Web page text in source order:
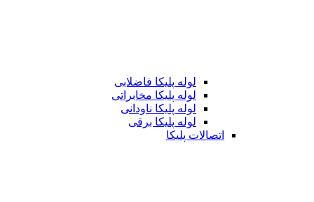
لوله پلیکا فاضلابی
لوله پلیکا مخابراتی
لوله پلیکا ناودانی
لوله پلیکا برقی
اتصالات پلیکا